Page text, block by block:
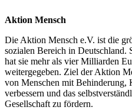
Aktion Mensch
Die Aktion Mensch e.V. ist die
sozialen Bereich in Deutschland.
hat sie mehr als vier Milliarden
weitergegeben. Ziel der Aktion
von Menschen mit Behinderung,
verbessern und das
Gesellschaft zu fördern.